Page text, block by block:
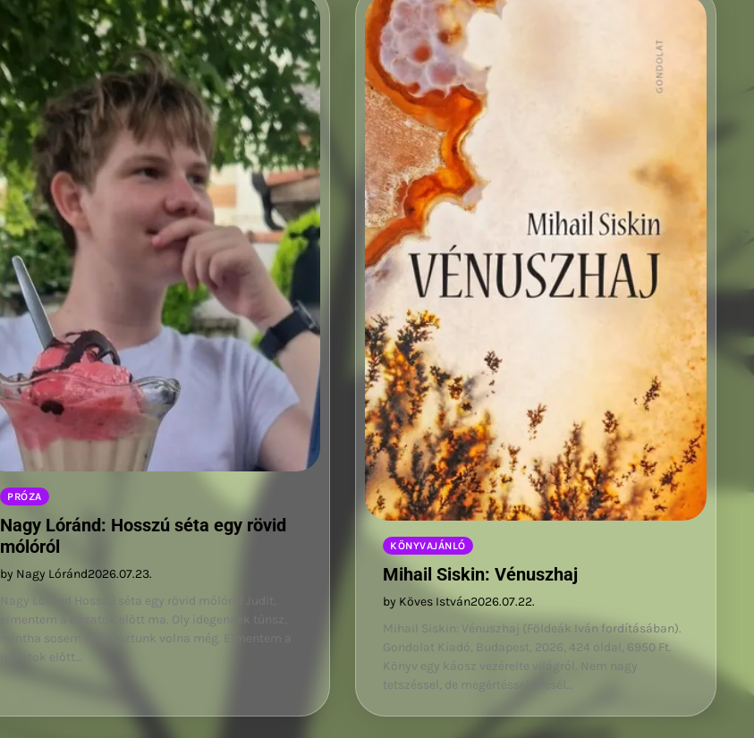
PRÓZA
Nagy Lóránd: Hosszú séta egy rövid
mólóról
by Nagy Lóránd2026.07.23.
Nagy Lóránd Hosszú séta egy rövid mólóról Judit,
elmentem a házatok előtt ma. Oly idegennek tűnsz,
mintha sosem találkoztunk volna még. Elmentem a
házatok előtt…
KÖNYVAJÁNLÓ
Mihail Siskin: Vénuszhaj
by Köves István2026.07.22.
Mihail Siskin: Vénuszhaj (Földeák Iván fordításában).
Gondolat Kiadó, Budapest, 2026, 424 oldal, 6950 Ft.
Könyv egy káosz vezérelte világról. Nem nagy
tetszéssel, de megértéssel mesél…